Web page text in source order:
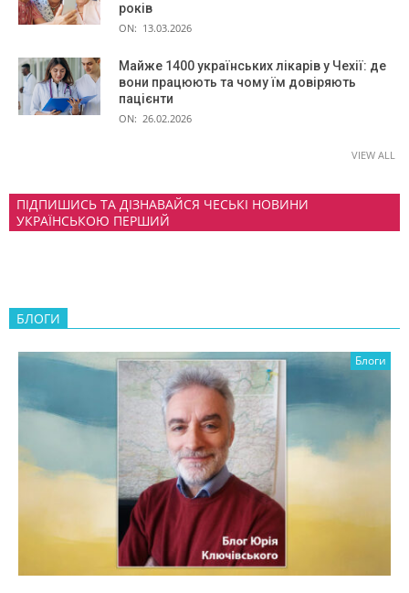
років
ON: 13.03.2026
Майже 1400 українських лікарів у Чехії: де
вони працюють та чому їм довіряють
пацієнти
ON: 26.02.2026
VIEW ALL
ПІДПИШИСЬ ТА ДІЗНАВАЙСЯ ЧЕСЬКІ НОВИНИ
УКРАЇНСЬКОЮ ПЕРШИЙ
БЛОГИ
Блоги